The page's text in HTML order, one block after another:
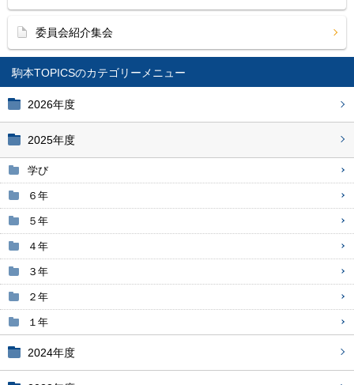
駒本TOPICS
2026年度
2025年度
学び
６年
５年
４年
３年
２年
１年
2024年度
委員会紹介集会